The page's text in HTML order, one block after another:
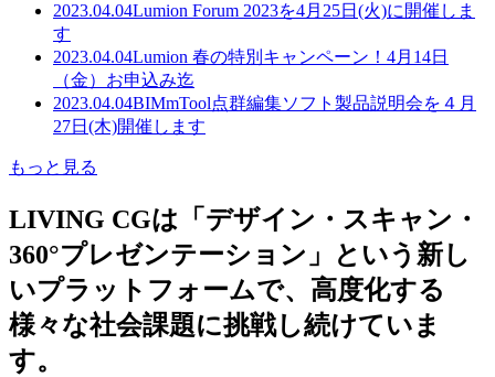
2023.04.04Lumion Forum 2023を4月25日(火)に開催しま
す
2023.04.04Lumion 春の特別キャンペーン！4月14日
（金）お申込み迄
2023.04.04BIMmTool点群編集ソフト製品説明会を４月
27日(木)開催します
もっと見る
LIVING CGは「デザイン・スキャン・
360°プレゼンテーション」という新し
いプラットフォームで、高度化する
様々な社会課題に挑戦し続けていま
す。